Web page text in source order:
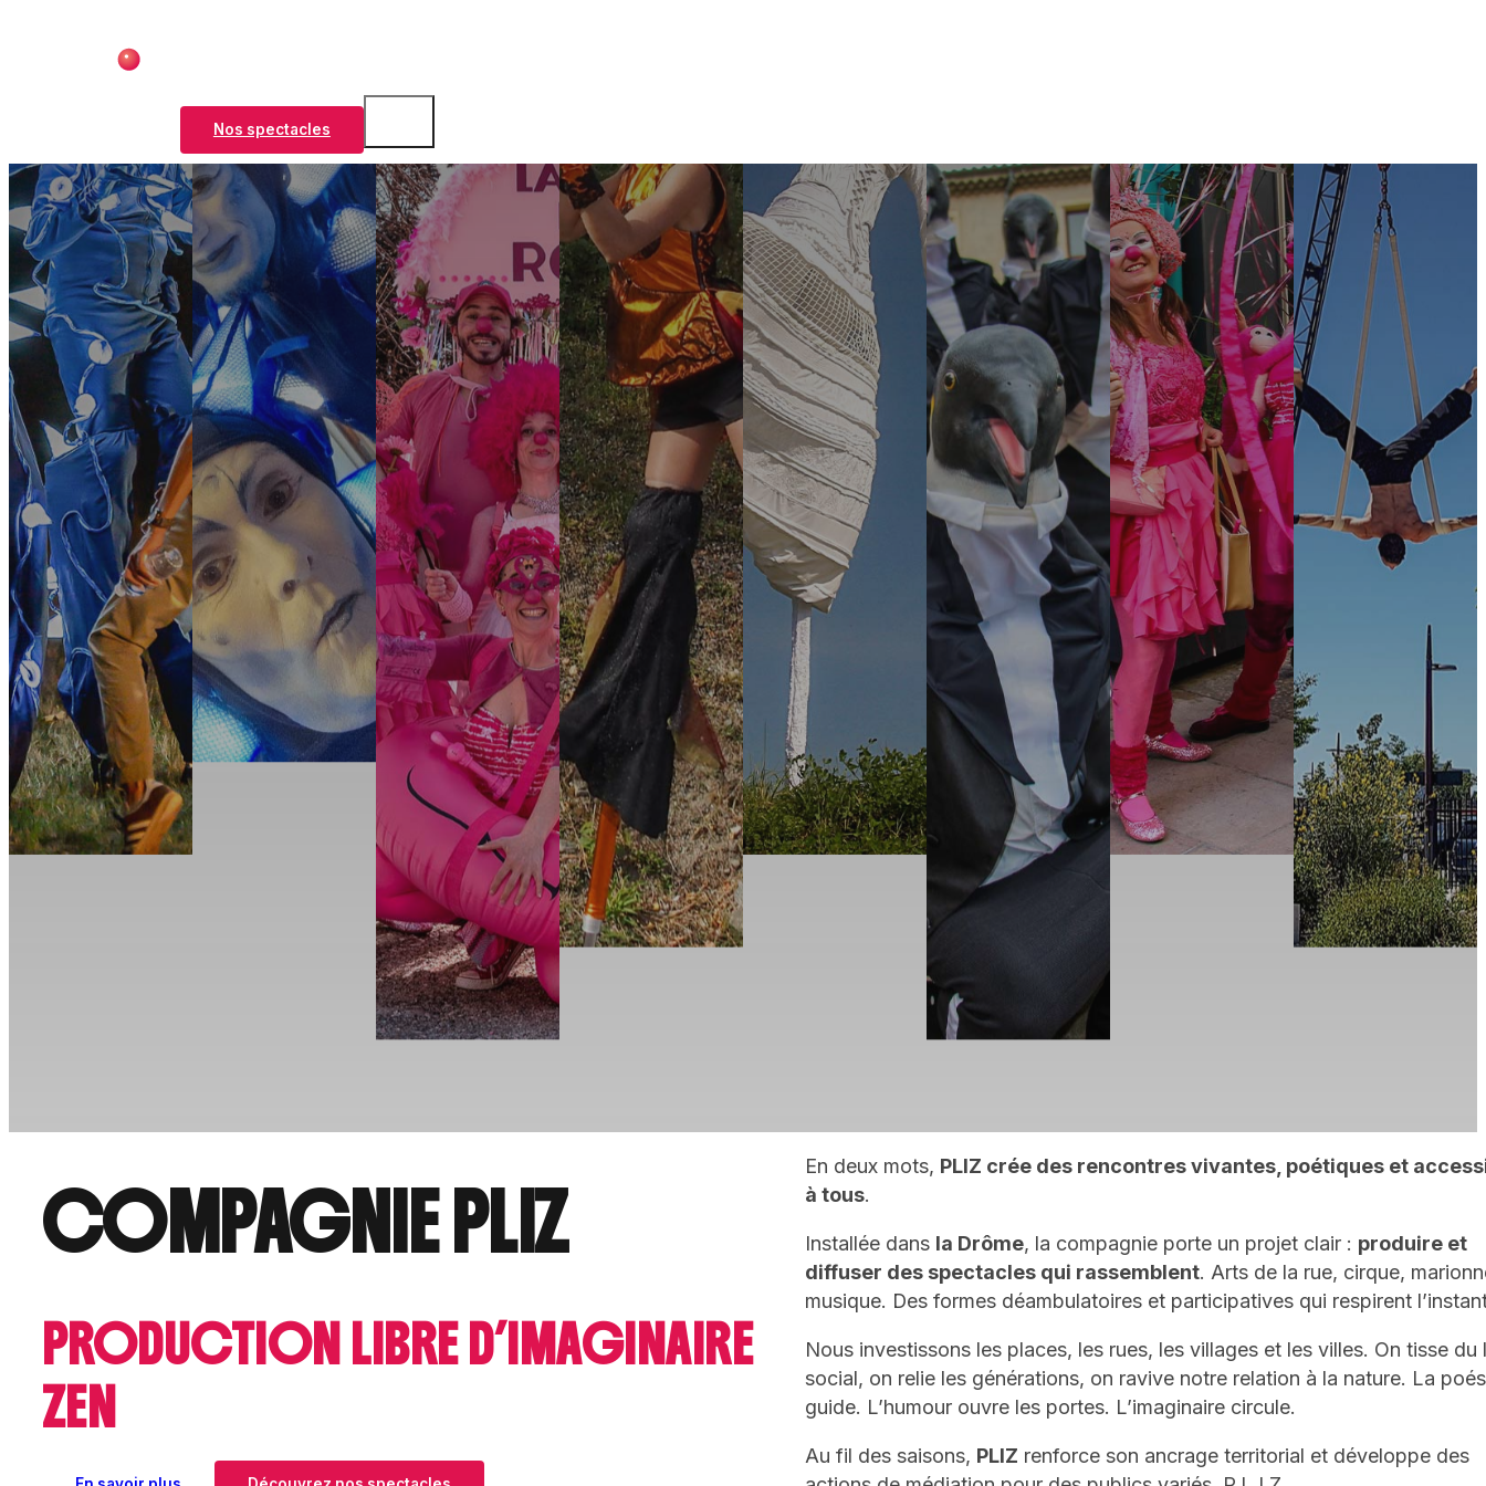
Nos spectacles
COMPAGNIE PLIZ
PRODUCTION LIBRE D’IMAGINAIRE
ZEN
En deux mots, PLIZ crée des rencontres vivantes, poétiques et
à tous.
Installée dans la Drôme, la compagnie porte un projet clair : produire et
diffuser des spectacles qui rassemblent. Arts de la rue, cirque,
musique. Des formes déambulatoires et participatives qui respirent
Nous investissons les places, les rues, les villages et les villes. On tisse du
social, on relie les générations, on ravive notre relation à la nature. La
guide. L’humour ouvre les portes. L’imaginaire circule.
Au fil des saisons, PLIZ renforce son ancrage territorial et développe des